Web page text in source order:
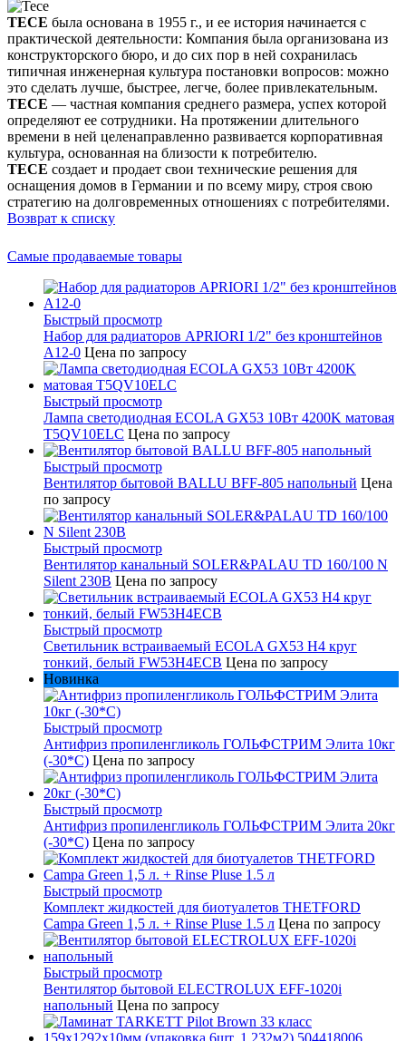
ТЕСЕ была основана в 1955 г., и ее история начинается с
практической деятельности: Компания была организована из
конструкторского бюро, и до сих пор в ней сохранилась
типичная инженерная культура постановки вопросов: можно
это сделать лучше, быстрее, легче, более привлекательным.
ТЕСЕ — частная компания среднего размера, успех которой
определяют ее сотрудники. На протяжении длительного
времени в ней целенаправленно развивается корпоративная
культура, основанная на близости к потребителю.
ТЕСЕ создает и продает свои технические решения для
оснащения домов в Германии и по всему миру, строя свою
стратегию на долговременных отношениях с потребителями.
Возврат к списку
Самые продаваемые товары
Быстрый просмотр
Набор для радиаторов APRIORI 1/2" без кронштейнов
A12-0 Цена по запросу
Быстрый просмотр
Лампа светодиодная ECOLA GX53 10Вт 4200K матовая
T5QV10ELC Цена по запросу
Быстрый просмотр
Вентилятор бытовой BALLU BFF-805 напольный Цена
по запросу
Быстрый просмотр
Вентилятор канальный SOLER&PALAU TD 160/100 N
Silent 230В Цена по запросу
Быстрый просмотр
Светильник встраиваемый ECOLA GX53 H4 круг
тонкий, белый FW53H4ECB Цена по запросу
Новинка
Быстрый просмотр
Антифриз пропиленгликоль ГОЛЬФСТРИМ Элита 10кг
(-30*С) Цена по запросу
Быстрый просмотр
Антифриз пропиленгликоль ГОЛЬФСТРИМ Элита 20кг
(-30*С) Цена по запросу
Быстрый просмотр
Комплект жидкостей для биотуалетов THETFORD
Campa Green 1,5 л. + Rinse Pluse 1.5 л Цена по запросу
Быстрый просмотр
Вентилятор бытовой ELECTROLUX EFF-1020i
напольный Цена по запросу